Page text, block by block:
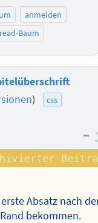
anmelden
Baum
)
css
–
Absatz nach
bekommen.